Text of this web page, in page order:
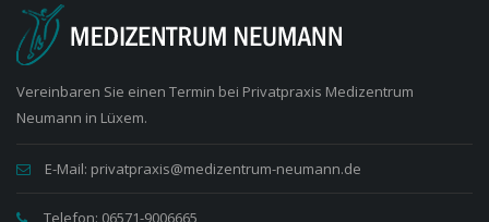
Vereinbaren Sie einen Termin bei Privatpraxis Medizentrum
Neumann in Lüxem.
E-Mail: privatpraxis@medizentrum-neumann.de
Telefon: 06571-9006665